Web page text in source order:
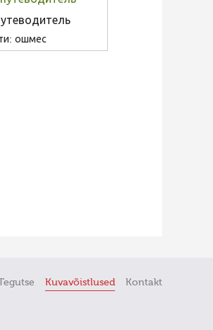
ошмес
Kuvavõistlused Kontakt